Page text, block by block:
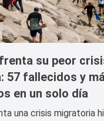
su peor
57 fallecidos y
en un solo día
una crisis migratoria